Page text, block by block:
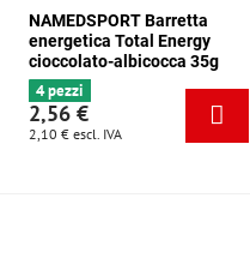
NAMEDSPORT Barretta
energetica Total Energy
cioccolato-albicocca 35g
4 pezzi
2,56 €
2,10 € escl. IVA